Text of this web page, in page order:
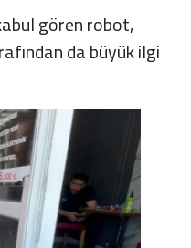
gören robot,
da büyük ilgi